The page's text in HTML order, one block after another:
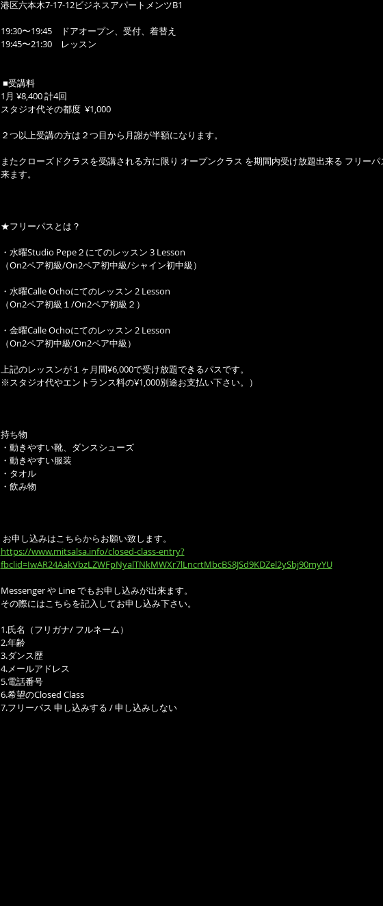
港区六本木7-17-12ビジネスアパートメンツB1
19:30〜19:45　ドアオープン、受付、着替え
19:45〜21:30　レッスン
■受講料
1月 ¥8,400 計4回
スタジオ代その都度  ¥1,000
２つ以上受講の方は２つ目から月謝が半額になります。
またクローズドクラスを受講される方に限り オープンクラス を期間内受け放題出来る フリー
来ます。
★フリーパスとは？
・水曜Studio Pepe２にてのレッスン 3 Lesson
（On2ペア初級/On2ペア初中級/シャイン初中級）
・水曜Calle Ochoにてのレッスン 2 Lesson
（On2ペア初級１/On2ペア初級２）
・金曜Calle Ochoにてのレッスン 2 Lesson
（On2ペア初中級/On2ペア中級）
上記のレッスンが１ヶ月間¥6,000で受け放題できるパスです。
※スタジオ代やエントランス料の¥1,000別途お支払い下さい。）
持ち物
・動きやすい靴、ダンスシューズ
・動きやすい服装
・タオル
・飲み物
お申し込みはこちらからお願い致します。
https://www.mitsalsa.info/closed-class-entry?
fbclid=IwAR24AakVbzLZWFpNyalTNkMWXr7lLncrtMbcBS8JSd9KDZel2ySbj90myYU
Messenger や Line でもお申し込みが出来ます。
その際にはこちらを記入してお申し込み下さい。
1.氏名（フリガナ/ フルネーム）
2.年齢
3.ダンス歴
4.メールアドレス
5.電話番号
6.希望のClosed Class
7.フリーパス 申し込みする / 申し込みしない